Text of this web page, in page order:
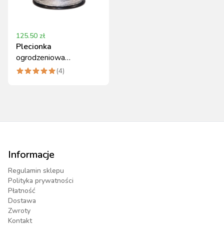
125.50 zł
Plecionka
ogrodzeniowa
ECONOMY 500 m
(4)
Informacje
Regulamin sklepu
Polityka prywatności
Płatność
Dostawa
Zwroty
Kontakt